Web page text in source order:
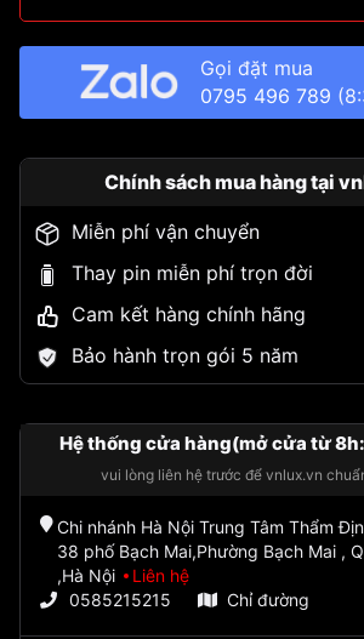
Gọi đặt mua
0795 496 789
Chính sách mua hàng tại
Miễn phí vận chuyển
Thay pin miễn phí trọn đời
Cam kết hàng chính hãng
Bảo hành trọn gói 5 năm
Hệ thống cửa hàng(mở cửa từ
vui lòng liên hệ trước để vnlux.vn
Chi nhánh Hà Nội Trung Tâm Thẩm
38 phố Bạch Mai,Phường Bạch Mai ,
,Hà Nội
Liên hệ
0585215215
Chỉ đường